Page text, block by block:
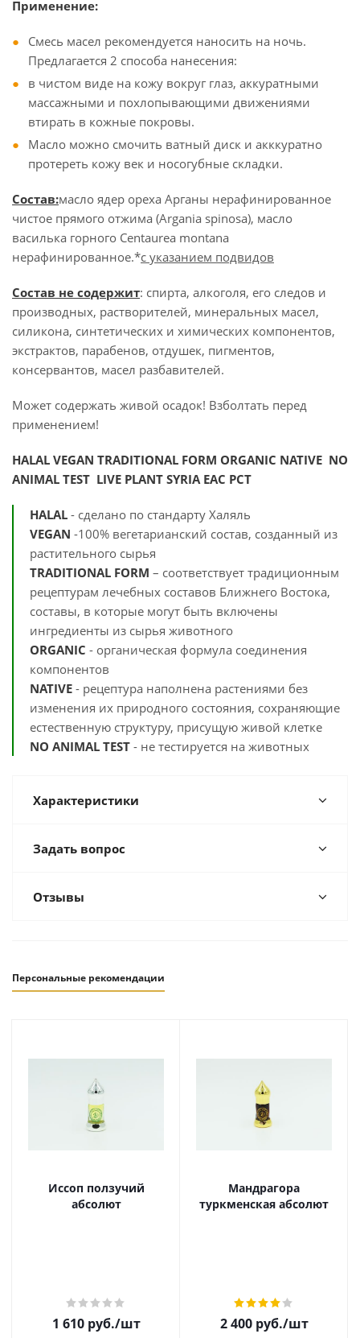
Применение:
Смесь масел рекомендуется наносить на ночь.
Предлагается 2 способа нанесения:
в чистом виде на кожу вокруг глаз, аккуратными
массажными и похлопывающими движениями
втирать в кожные покровы.
Масло можно смочить ватный диск и акккуратно
протереть кожу век и носогубные складки.
Состав:масло ядер ореха Арганы нерафинированное
чистое прямого отжима (Argania spinosa), масло
василька горного Centaurea montana
нерафинированное.*с указанием подвидов
Состав не содержит: спирта, алкоголя, его следов и
производных, растворителей, минеральных масел,
силикона, синтетических и химических компонентов,
экстрактов, парабенов, отдушек, пигментов,
консервантов, масел разбавителей.
Может содержать живой осадок! Взболтать перед
применением!
HALAL VEGAN TRADITIONAL FORM ORGANIC NATIVE NO
ANIMAL TEST LIVE PLANT SYRIA EАС РСТ
HALAL - сделано по стандарту Халяль
VEGAN -100% вегетарианский состав, созданный из
растительного сырья
TRADITIONAL FORM – соответствует традиционным
рецептурам лечебных составов Ближнего Востока,
составы, в которые могут быть включены
ингредиенты из сырья животного
ORGANIC - органическая формула соединения
компонентов
NATIVE - рецептура наполнена растениями без
изменения их природного состояния, сохраняющие
естественную структуру, присущую живой клетке
NO ANIMAL TEST - не тестируется на животных
Характеристики
Задать вопрос
Отзывы
Персональные рекомендации
Иссоп ползучий
абсолют
1 610руб./шт
Мандрагора
туркменская абсолют
2 400руб./шт